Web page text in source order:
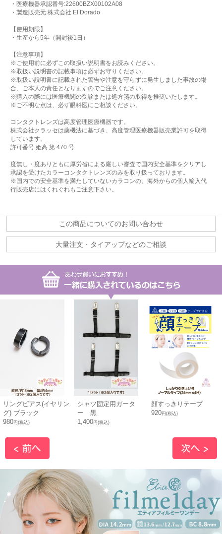
・医療機器承認番号:22600BZX00102A08
・製造販売元:株式会社 El Dorado
【使用期限】
・生産から5年（開封後1日）
【注意事項】
※ご使用前に必ずこの取扱い説明書をお読みください。
※取扱い説明書の記載事項は必ずお守りください。
※取扱い説明書に記載された警告や注意を守らずに発生しました事故の場
合、ご本人の責任となりますのでご注意ください。
※購入の際には医療機関の受診または処方箋の取得を推奨いたします。
※ご不明な点は、必ず眼科医にご相談ください。
コンタクトレンズは高度管理医療機器です。
株式会社クラッセは薬機法に基づき、高度管理医療機器販売業許可を取得
しています。
許可番号:姫高 第 470 号
度無し・度ありともに厚労省による厳しい審査で国内安全基準をクリアし
承認を受けたカラーコンタクトレンズのみを取り扱っております。
※国内での安全基準を満たしていないカラコンの、海外からの個人輸入代
行販売店にはくれぐれもご注意下さい。
この商品についてのお問い合わせ
大量注文・タイアップなどのご相談
リングピアス(イヤリン
グ) ブラック
980円(税込)
シャツ固定用ガータ
ー 黒
1,400円(税込)
顔すっきりテープ
920円(税込)